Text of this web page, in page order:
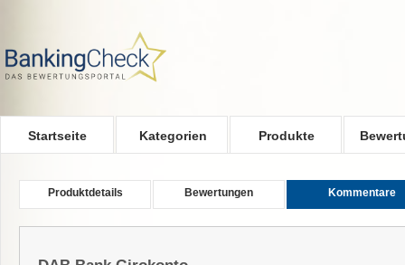
Startseite Kategorien Produkte
Produktdetails Bewertungen Kommentare